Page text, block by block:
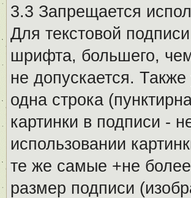
3.3 Запрещается
Для текстовой
шрифта, большего,
не допускается.
одна строка
картинки в подписи -
использовании
те же самые +не
размер подписи